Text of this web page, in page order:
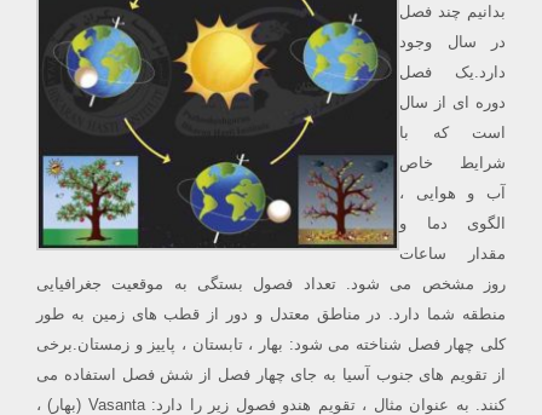
بدانیم چند فصل
در سال وجود
دارد.یک فصل
دوره ای از سال
است که با
شرایط خاص
آب و هوایی ،
الگوی دما و
مقدار ساعات
روز مشخص می شود. تعداد فصول بستگی به موقعیت جغرافیایی
منطقه شما دارد. در مناطق معتدل و دور از قطب های زمین به طور
کلی چهار فصل شناخته می شود: بهار ، تابستان ، پاییز و زمستان.برخی
از تقویم های جنوب آسیا به جای چهار فصل از شش فصل استفاده می
کنند. به عنوان مثال ، تقویم هندو فصول زیر را دارد: Vasanta (بهار) ،